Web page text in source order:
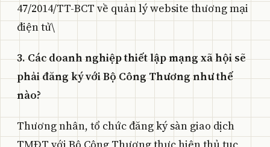
47/2014/TT-BCT về quản lý website thương mại
điện tử\
3. Các doanh nghiệp thiết lập mạng xã hội sẽ
phải đăng ký với Bộ Công Thương như thế
nào?
Thương nhân, tổ chức đăng ký sàn giao dịch